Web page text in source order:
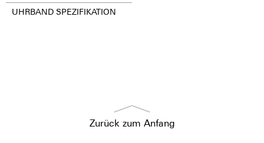
UHRBAND SPEZIFIKATION
Zurück zum Anfang